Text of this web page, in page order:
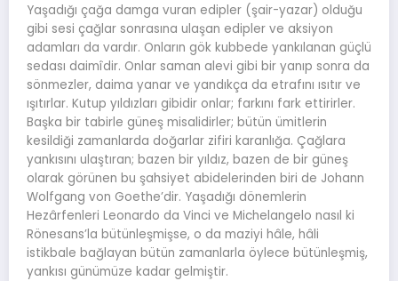
Yaşadığı çağa damga vuran edipler (şair-yazar) olduğu
gibi sesi çağlar sonrasına ulaşan edipler ve aksiyon
adamları da vardır. Onların gök kubbede yankılanan güçlü
sedası daimîdir. Onlar saman alevi gibi bir yanıp sonra da
sönmezler, daima yanar ve yandıkça da etrafını ısıtır ve
ışıtırlar. Kutup yıldızları gibidir onlar; farkını fark ettirirler.
Başka bir tabirle güneş misalidirler; bütün ümitlerin
kesildiği zamanlarda doğarlar zifiri karanlığa. Çağlara
yankısını ulaştıran; bazen bir yıldız, bazen de bir güneş
olarak görünen bu şahsiyet abidelerinden biri de Johann
Wolfgang von Goethe’dir. Yaşadığı dönemlerin
Hezârfenleri Leonardo da Vinci ve Michelangelo nasıl ki
Rönesans’la bütünleşmişse, o da maziyi hâle, hâli
istikbale bağlayan bütün zamanlarla öylece bütünleşmiş,
yankısı günümüze kadar gelmiştir.